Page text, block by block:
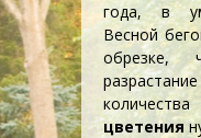
года, в
Весной
обрезке,
цветения